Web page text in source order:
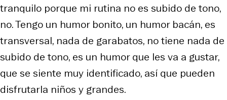
tranquilo porque mi rutina no es subido de tono,
no. Tengo un humor bonito, un humor bacán, es
transversal, nada de garabatos, no tiene nada de
subido de tono, es un humor que les va a gustar,
que se siente muy identificado, así que pueden
disfrutarla niños y grandes.